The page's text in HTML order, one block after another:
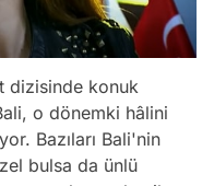
dizisinde konuk
o dönemki hâlini
Bazıları Bali'nin
bulsa da ünlü